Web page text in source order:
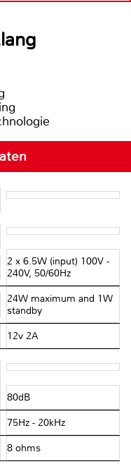
2 x 6.5W (input) 100V -
240V, 50/60Hz
24W maximum and 1W
standby
12v 2A
80dB
75Hz - 20kHz
8 ohms